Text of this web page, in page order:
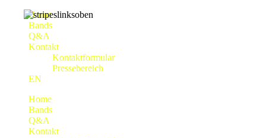
Home
Bands
Q&A
Kontakt
Kontaktformular
Pressebereich
EN
Home
Bands
Q&A
Kontakt